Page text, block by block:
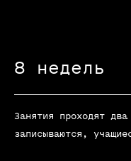
8 недель
Занятия проходят
записываются,